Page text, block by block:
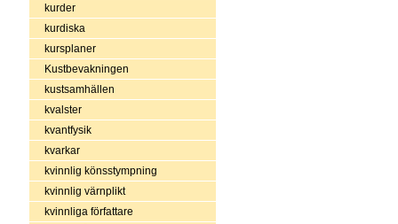
kurder
kurdiska
kursplaner
Kustbevakningen
kustsamhällen
kvalster
kvantfysik
kvarkar
kvinnlig könsstympning
kvinnlig värnplikt
kvinnliga författare